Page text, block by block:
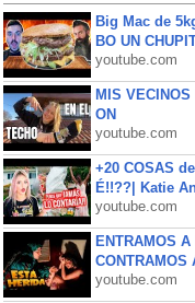
Big Mac de
BO UN
youtube.com
MIS
ON
youtube.com
+20 COSAS
É!!??| Katie
youtube.com
ENTRAMOS
CONTRAMOS
youtube.com